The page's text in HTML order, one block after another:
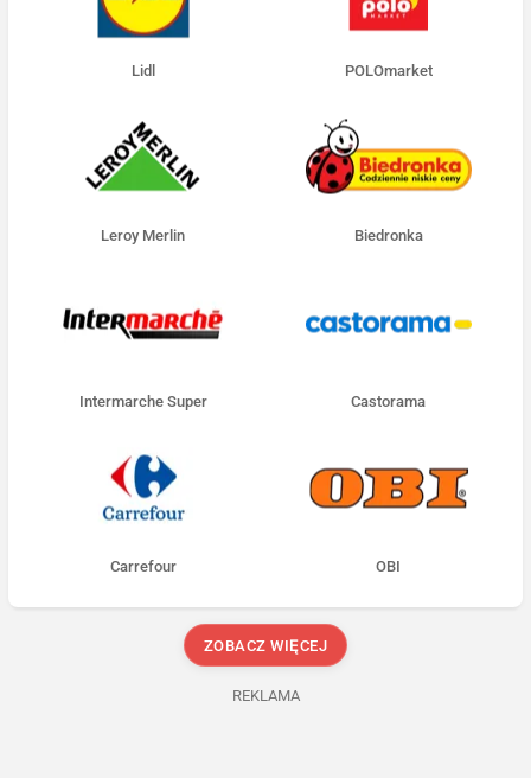
Lidl POLOmarket
Leroy Merlin Biedronka
Intermarche Super Castorama
Carrefour OBI
ZOBACZ WIĘCEJ
REKLAMA